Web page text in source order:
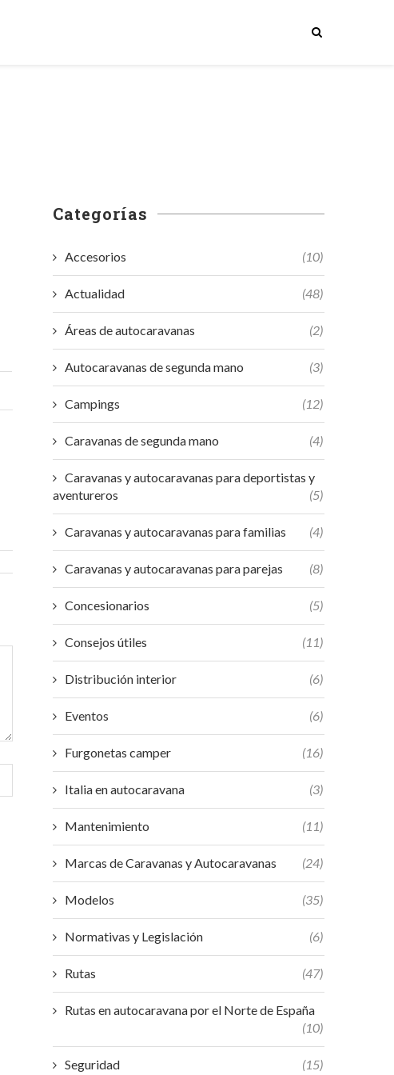
Categorías
Accesorios (10)
Actualidad (48)
Áreas de autocaravanas (2)
Autocaravanas de segunda mano (3)
Campings (12)
Caravanas de segunda mano (4)
Caravanas y autocaravanas para deportistas y
aventureros
(5)
Caravanas y autocaravanas para familias (4)
Caravanas y autocaravanas para parejas (8)
Concesionarios (5)
Consejos útiles (11)
Distribución interior (6)
Eventos (6)
Furgonetas camper (16)
Italia en autocaravana (3)
Mantenimiento (11)
Marcas de Caravanas y Autocaravanas (24)
Modelos (35)
Normativas y Legislación (6)
Rutas (47)
Rutas en autocaravana por el Norte de España
(10)
Seguridad (15)